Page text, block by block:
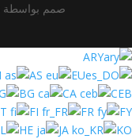
صمم بواسطة
ARY
AS
EU
BG CA
CEB
FI FR
FY
HE JA KO